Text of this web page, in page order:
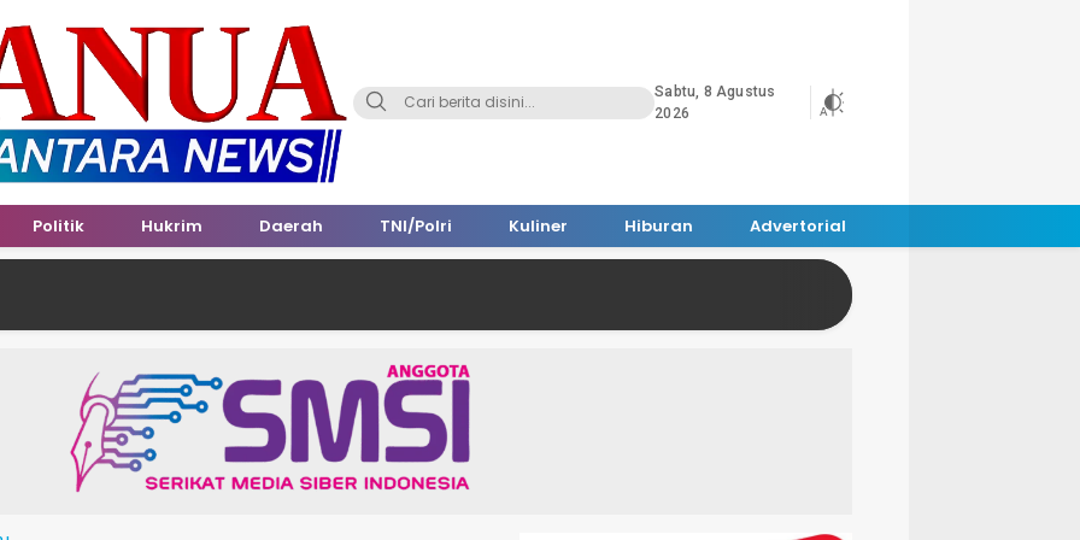
Sabtu, 8 Agustus
2026
Politik Hukrim Daerah TNI/Polri Kuliner Hiburan Advertorial